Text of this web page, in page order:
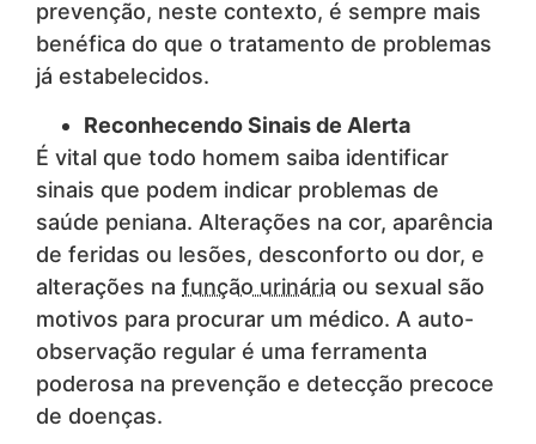
prevenção, neste contexto, é sempre mais
benéfica do que o tratamento de problemas
já estabelecidos.
Reconhecendo Sinais de Alerta
É vital que todo homem saiba identificar
sinais que podem indicar problemas de
saúde peniana. Alterações na cor, aparência
de feridas ou lesões, desconforto ou dor, e
alterações na função urinária ou sexual são
motivos para procurar um médico. A auto-
observação regular é uma ferramenta
poderosa na prevenção e detecção precoce
de doenças.